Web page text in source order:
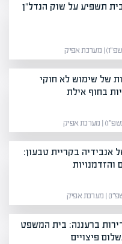
תשפיע על שוק הנדל"ן
של שימוש לא חוקי
בחוף אילת
אנבידיה בקריית טבעון:
ברעננה: בית המשפט
פיצויים